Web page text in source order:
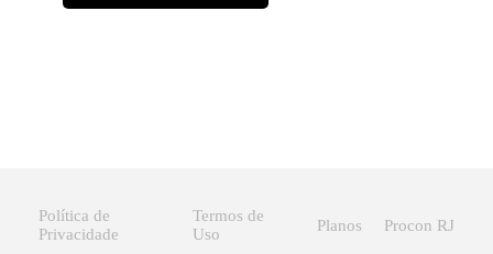
Política de
Privacidade
Termos de
Uso
Planos Procon RJ